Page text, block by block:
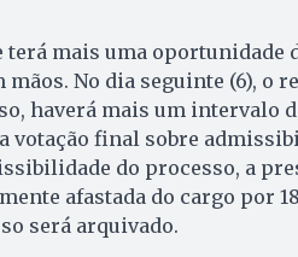
terá mais uma oportunidade
No dia seguinte (6), o
haverá mais um intervalo
votação final sobre
do processo, a
afastada do cargo por
será arquivado.